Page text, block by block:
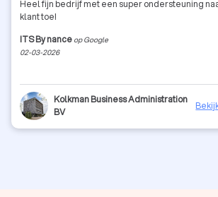
Heel fijn bedrijf met een super ondersteuning
klant toe!
ITS By nance op Google
02-03-2026
Kolkman Business Administration
BV